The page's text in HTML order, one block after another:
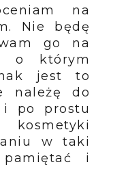
na
Nie będę
go na
o którym
jest to
należę do
i po prostu
kosmetyki
w taki
i